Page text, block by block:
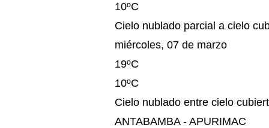
10ºC
Cielo nublado parcial a cielo
miércoles, 07 de marzo
19ºC
10ºC
Cielo nublado entre cielo
ANTABAMBA - APURIMAC